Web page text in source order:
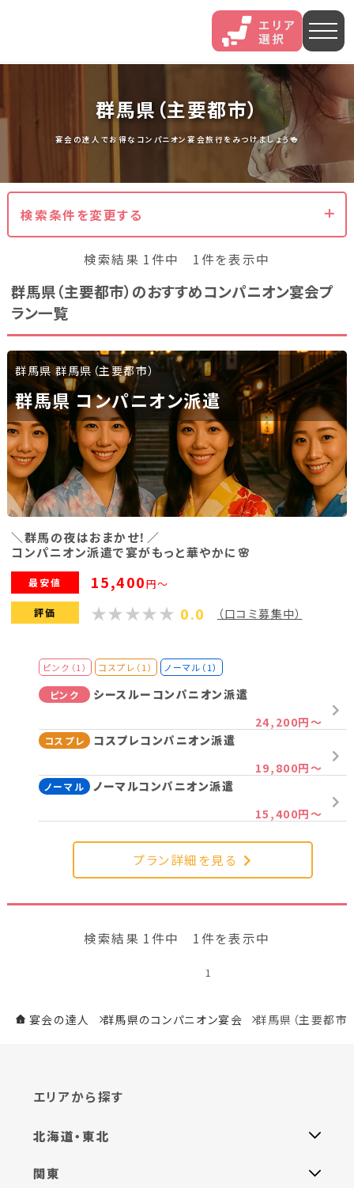
石和 伊香保 熱海
鬼怒川
いわき湯本 越後湯沢
あわら 菊池
北海道・東北
北海道(13) 岩手県(3) 山形県(3)
宮城県(8)
福島県(26)
関東
栃木県(17) 群馬県(25)
茨城県(4)
埼玉県(1)
東京都(9)
千葉県(14)
神奈川県(14)
東海
静岡県(44) 愛知県(15)
岐阜県(5)
中部
新潟県(13) 山梨県(19)
長野県(14)
滋賀県(2) 大阪府(2) 兵庫県(2)
香川県(1) 愛媛県(1)
福岡県(2) 熊本県(2)
群馬県（主要都市）
宴会の達人でお得なコンパニオン宴会旅行をみつけましょう🍻
検索条件を変更する
検索結果 1件中 1件を表示中
群馬県（主要都市）のおすすめコンパニオン宴会プ
ラン一覧
群馬県 群馬県（主要都市）
群馬県 コンパニオン派遣
＼群馬の夜はおまかせ！／
コンパニオン派遣で宴がもっと華やかに🌸
最安値 15,400円～
評価 0.0 （口コミ募集中）
ピンク（1） コスプレ（1） ノーマル（1）
ピンク
シースルーコンパニオン派遣
24,200円～
コスプレ
コスプレコンパニオン派遣
19,800円～
ノーマル
ノーマルコンパニオン派遣
15,400円～
プラン詳細を見る
検索結果 1件中 1件を表示中
1
宴会の達人 群馬県のコンパニオン宴会 群馬県（主要都市
エリアから探す
北海道・東北
関東